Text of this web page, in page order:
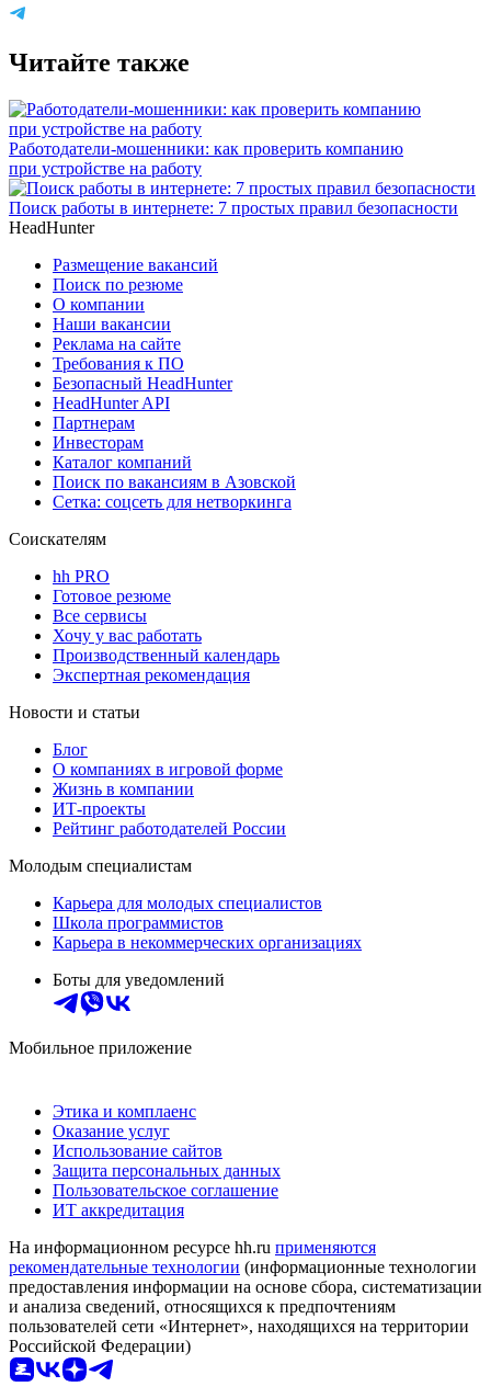
Читайте также
Работодатели-мошенники: как проверить компанию
при устройстве на работу
Поиск работы в интернете: 7 простых правил безопасности
HeadHunter
Размещение вакансий
Поиск по резюме
О компании
Наши вакансии
Реклама на сайте
Требования к ПО
Безопасный HeadHunter
HeadHunter API
Партнерам
Инвесторам
Каталог компаний
Поиск по вакансиям в Азовской
Сетка: соцсеть для нетворкинга
Соискателям
hh PRO
Готовое резюме
Все сервисы
Хочу у вас работать
Производственный календарь
Экспертная рекомендация
Новости и статьи
Блог
О компаниях в игровой форме
Жизнь в компании
ИТ-проекты
Рейтинг работодателей России
Молодым специалистам
Карьера для молодых специалистов
Школа программистов
Карьера в некоммерческих организациях
Боты для уведомлений
Мобильное приложение
Этика и комплаенс
Оказание услуг
Использование сайтов
Защита персональных данных
Пользовательское соглашение
ИТ аккредитация
На информационном ресурсе hh.ru применяются
рекомендательные технологии (информационные технологии
предоставления информации на основе сбора, систематизации
и анализа сведений, относящихся к предпочтениям
пользователей сети «Интернет», находящихся на территории
Российской Федерации)